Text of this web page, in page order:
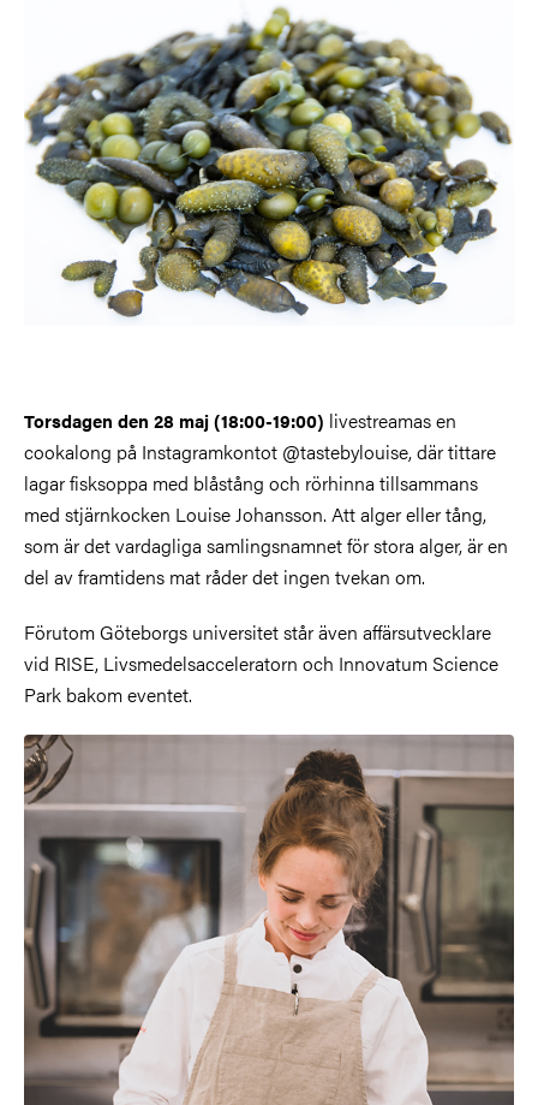
Torsdagen den 28 maj (18:00-19:00) livestreamas en
cookalong på Instagramkontot @tastebylouise, där tittare
lagar fisksoppa med blåstång och rörhinna tillsammans
med stjärnkocken Louise Johansson. Att alger eller tång,
som är det vardagliga samlingsnamnet för stora alger, är en
del av framtidens mat råder det ingen tvekan om.
Förutom Göteborgs universitet står även affärsutvecklare
vid RISE, Livsmedelsacceleratorn och Innovatum Science
Park bakom eventet.